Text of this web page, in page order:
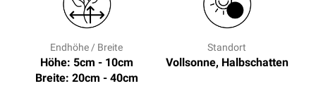
Endhöhe / Breite
Höhe: 5cm - 10cm
Breite: 20cm - 40cm
Standort
Vollsonne, Halbschatten